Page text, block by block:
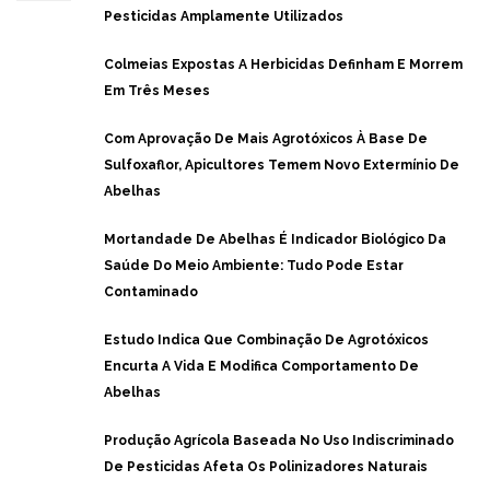
Pesticidas Amplamente Utilizados
Colmeias Expostas A Herbicidas Definham E Morrem
Em Três Meses
Com Aprovação De Mais Agrotóxicos À Base De
Sulfoxaflor, Apicultores Temem Novo Extermínio De
Abelhas
Mortandade De Abelhas É Indicador Biológico Da
Saúde Do Meio Ambiente: Tudo Pode Estar
Contaminado
Estudo Indica Que Combinação De Agrotóxicos
Encurta A Vida E Modifica Comportamento De
Abelhas
Produção Agrícola Baseada No Uso Indiscriminado
De Pesticidas Afeta Os Polinizadores Naturais